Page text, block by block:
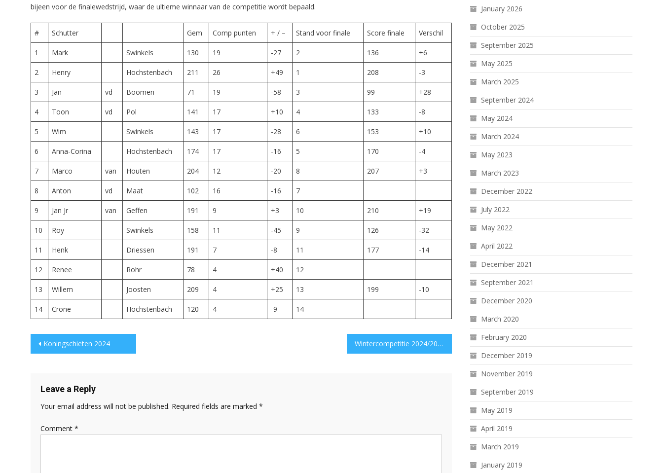
bijeen voor de finalewedstrijd, waar de ultieme winnaar van de competitie wordt bepaald.
# Schutter Gem Comp punten + / – Stand voor finale Score finale Verschil
1 Mark Swinkels 130 19 -27 2 136 +6
2 Henry Hochstenbach 211 26 +49 1 208 -3
3 Jan vd Boomen 71 19 -58 3 99 +28
4 Toon vd Pol 141 17 +10 4 133 -8
5 Wim Swinkels 143 17 -28 6 153 +10
6 Anna-Corina Hochstenbach 174 17 -16 5 170 -4
7 Marco van Houten 204 12 -20 8 207 +3
8 Anton vd Maat 102 16 -16 7
9 Jan Jr van Geffen 191 9 +3 10 210 +19
10 Roy Swinkels 158 11 -45 9 126 -32
11 Henk Driessen 191 7 -8 11 177 -14
12 Renee Rohr 78 4 +40 12
13 Willem Joosten 209 4 +25 13 199 -10
14 Crone Hochstenbach 120 4 -9 14
Post
Koningschieten 2024 Wintercompetitie 2024/2025
Leave a Reply
Your email address will not be published. Required fields are marked *
Comment *
January 2026
October 2025
September 2025
May 2025
March 2025
September 2024
May 2024
March 2024
May 2023
March 2023
December 2022
July 2022
May 2022
April 2022
December 2021
September 2021
December 2020
March 2020
February 2020
December 2019
November 2019
September 2019
May 2019
April 2019
March 2019
January 2019